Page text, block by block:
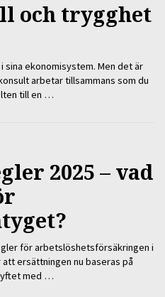
och trygghet
ekonomisystem. Men det är
arbetar tillsammans som du
till en …
2025 – vad
för arbetslöshetsförsäkringen i
ersättningen nu baseras på
med …